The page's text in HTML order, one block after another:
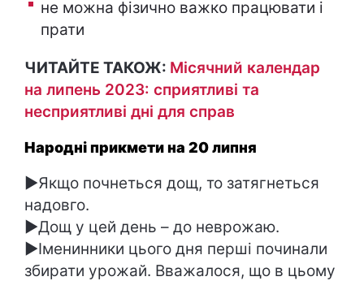
не можна фізично важко працювати і
прати
ЧИТАЙТЕ ТАКОЖ: Місячний календар
на липень 2023: сприятливі та
несприятливі дні для справ
Народні прикмети на 20 липня
►Якщо почнеться дощ, то затягнеться
надовго.
►Дощ у цей день – до неврожаю.
►Іменинники цього дня перші починали
збирати урожай. Вважалося, що в цьому